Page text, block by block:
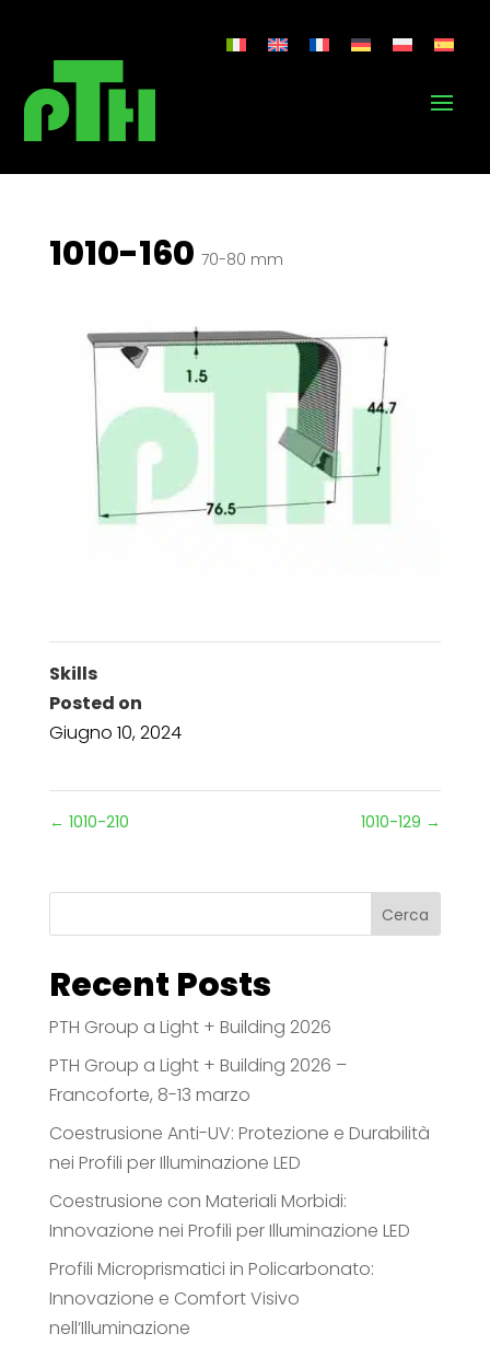
1010-160 70-80 mm
Skills
Posted on
Giugno 10, 2024
← 1010-210 1010-129 →
Cerca
Recent Posts
PTH Group a Light + Building 2026
PTH Group a Light + Building 2026 –
Francoforte, 8-13 marzo
Coestrusione Anti-UV: Protezione e Durabilità
nei Profili per Illuminazione LED
Coestrusione con Materiali Morbidi:
Innovazione nei Profili per Illuminazione LED
Profili Microprismatici in Policarbonato:
Innovazione e Comfort Visivo
nell’Illuminazione